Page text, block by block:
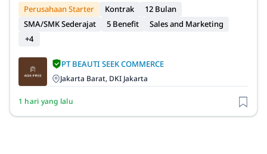
Perusahaan Starter Kontrak
12 Bulan
SMA/SMK Sederajat
5 Benefit
Sales and Marketing
+4
PT BEAUTI SEEK COMMERCE
Jakarta Barat, DKI Jakarta
1 hari yang lalu